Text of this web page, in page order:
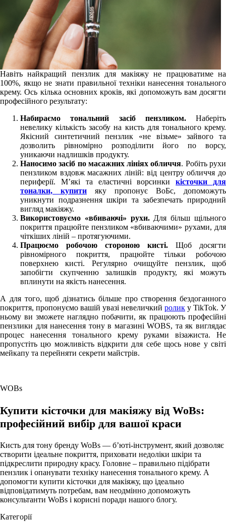
Навіть найкращий пензлик для макіяжу не працюватиме на
100%, якщо не знати правильної техніки нанесення тонального
крему. Ось кілька основних кроків, які допоможуть вам досягти
професійного результату:
Набираємо тональний засіб пензликом.Наберіть
невелику кількість засобу на кисть для тонального крему.
Якісний синтетичний пензлик «не візьме» зайвого та
дозволить рівномірно розподілити його по ворсу,
уникаючи надлишків продукту.
Наносимо засіб по масажних лініях обличчя. Робіть рухи
пензликом вздовж масажних ліній: від центру обличчя до
периферії. М’які та еластичні ворсинкикісточки для
тоналки, купити яку пропонує ВоБс, допоможуть
уникнути подразнення шкіри та забезпечать природний
вигляд макіяжу.
Використовуємо «вбиваючі» рухи. Для більш щільного
покриття працюйте пензликом «вбиваючими» рухами, для
чіткіших ліній – протягуючими.
Працюємо робочою стороною кисті. Щоб досягти
рівномірного покриття, працюйте тільки робочою
поверхнею кисті. Регулярно очищуйте пензлик, щоб
запобігти скупченню залишків продукту, які можуть
вплинути на якість нанесення.
А для того, щоб дізнатись більше про створення бездоганного
покриття, пропонуємо вашій увазі невеличкий ролик у TikTok. У
ньому ви зможете наглядно побачити, як працюють професійні
пензлики для нанесення тону в магазині WOBS, та як виглядає
процес нанесення тонального крему руками візажиста. Не
пропустіть цю можливість відкрити для себе щось нове у світі
мейкапу та перейняти секрети майстрів.
WOBs
Купити кісточки для макіяжу від WoBs:
професійний вибір для вашої краси
Кисть для тону бренду WoBs — б’юті-інструмент, який дозволяє
створити ідеальне покриття, приховати недоліки шкіри та
підкреслити природну красу. Головне – правильно підібрати
пензлик і опанувати техніку нанесення тонального крему. А
допомогти купити кісточки для макіяжу, що ідеально
відповідатимуть потребам, вам неодмінно допоможуть
консультанти WoBs і корисні поради нашого блогу.
Категорії